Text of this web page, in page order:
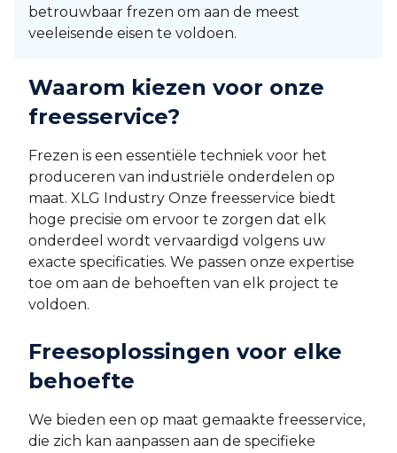
betrouwbaar frezen om aan de meest
veeleisende eisen te voldoen.
Waarom kiezen voor onze
freesservice?
Frezen is een essentiële techniek voor het
produceren van industriële onderdelen op
maat. XLG Industry Onze freesservice biedt
hoge precisie om ervoor te zorgen dat elk
onderdeel wordt vervaardigd volgens uw
exacte specificaties. We passen onze expertise
toe om aan de behoeften van elk project te
voldoen.
Freesoplossingen voor elke
behoefte
We bieden een op maat gemaakte freesservice,
die zich kan aanpassen aan de specifieke